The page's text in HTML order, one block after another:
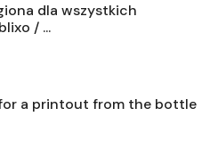
dla wszystkich
/ ...
a printout from the bottle